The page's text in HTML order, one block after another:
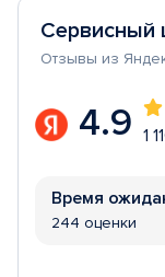
Сервисный
Отзывы из
4.9 1
Время
244 оценки